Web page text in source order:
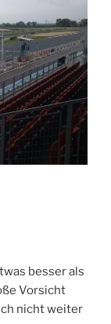
besser als
Vorsicht
nicht weiter